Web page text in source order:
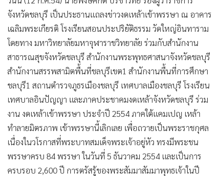
• Good health & Well-being
• Green Innovation & SD
• Management & HR
• MGR Live
• Infographic
• การเมือง
ท่องเที่ยว
ต่างประเทศ
• Special Scoop
• เศรษฐกิจ-ธุรกิจ
จังหวัดชลบุรี เป็นประธานแถลงข่าวงดเหล้าเข้าพรรษา ณ อาคาร
เฉลิมพระเกียรติ โรงเรียนสอนประปริยัติธรรม วัดใหญ่อินทาราม
โดยทาง มหาวิทยาลัยมหาจุฬาราชวิทยาลัย ร่วมกับสำนักงาน
สาธารณสุขจังหวัดชลบุรี สำนักงานพระพุทธศาสนาจังหวัดชลบุรี
สำนักงานสรรพสามิตพื้นที่ชลบุรีเขต1 สำนักงานพื้นที่การศึกษา
ชลบุรี1 สถานตำรวจภูธรเมืองชลบุรี เทศบาลเมืองชลบุรี โรงเรียน
เทศบาลอินปัญญา และภาคประชาคมงดเหล้าจังหวัดชลบุรี ร่วม
งาน งดเหล้าเข้าพรรษา ประจำปี 2554 ภาคใต้แคมเปญ เหล้า
ทำลายมิตรภาพ เข้าพรรษานี้เลิกเลย เพื่อถวายเป็นพระราชกุศล
เนื่องในวโรกาสที่พระบาทสมเด็จพระเจ้าอยู่หัว ทรงมีพระชน
พรรษาครบ 84 พรรษา ในวันที่ 5 ธันวาคม 2554 และเป็นการ
ครบรอบ 2,600 ปี การตรัสรู้ของพระสัมมาสัมมาพุทธเจ้าในปี